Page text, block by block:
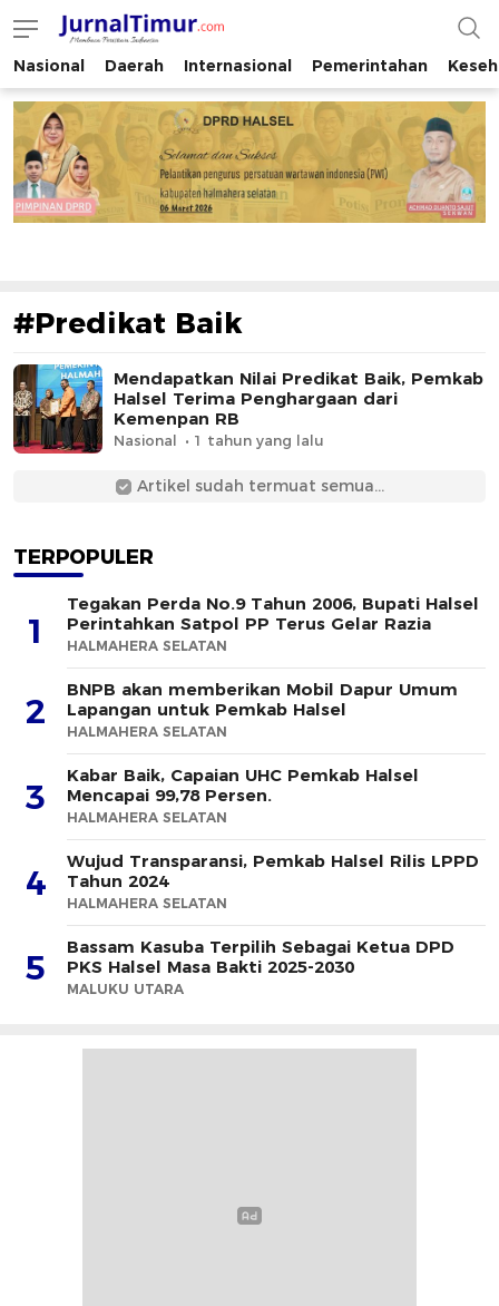
JurnalTimur.com
Membaca Peristiwa Indonesia
Nasional Daerah Internasional Pemerintahan
#Predikat Baik
Mendapatkan Nilai Predikat Baik, Pemkab
Halsel Terima Penghargaan dari
Kemenpan RB
Nasional 1 tahun yang lalu
Artikel sudah termuat semua...
TERPOPULER
1
Tegakan Perda No.9 Tahun 2006, Bupati Halsel
Perintahkan Satpol PP Terus Gelar Razia
HALMAHERA SELATAN
2
BNPB akan memberikan Mobil Dapur Umum
Lapangan untuk Pemkab Halsel
HALMAHERA SELATAN
3
Kabar Baik, Capaian UHC Pemkab Halsel
Mencapai 99,78 Persen.
HALMAHERA SELATAN
4
Wujud Transparansi, Pemkab Halsel Rilis LPPD
Tahun 2024
HALMAHERA SELATAN
5
Bassam Kasuba Terpilih Sebagai Ketua DPD
PKS Halsel Masa Bakti 2025-2030
MALUKU UTARA